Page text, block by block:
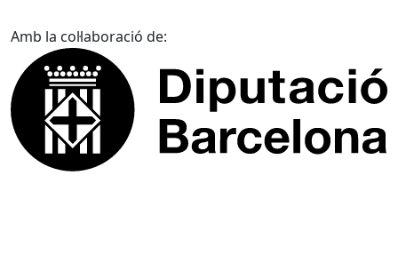
Amb la col·laboració de: